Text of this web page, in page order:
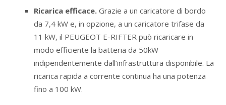
Ricarica efficace.Grazie a un caricatore di bordo
da 7,4 kW e, in opzione, a un caricatore trifase da
11 kW, il PEUGEOT E-RIFTER può ricaricare in
modo efficiente la batteria da 50kW
indipendentemente dall’infrastruttura disponibile. La
ricarica rapida a corrente continua ha una potenza
fino a 100 kW.